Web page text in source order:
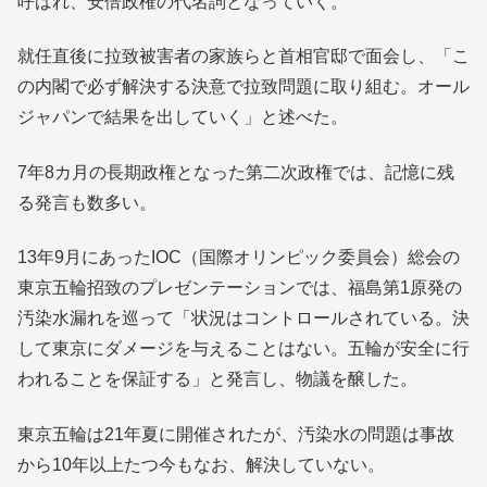
就任直後に拉致被害者の家族らと首相官邸で面会し、「こ
の内閣で必ず解決する決意で拉致問題に取り組む。オール
ジャパンで結果を出していく」と述べた。
7年8カ月の長期政権となった第二次政権では、記憶に残
る発言も数多い。
13年9月にあったIOC（国際オリンピック委員会）総会の
東京五輪招致のプレゼンテーションでは、福島第1原発の
汚染水漏れを巡って「状況はコントロールされている。決
して東京にダメージを与えることはない。五輪が安全に行
われることを保証する」と発言し、物議を醸した。
東京五輪は21年夏に開催されたが、汚染水の問題は事故
から10年以上たつ今もなお、解決していない。